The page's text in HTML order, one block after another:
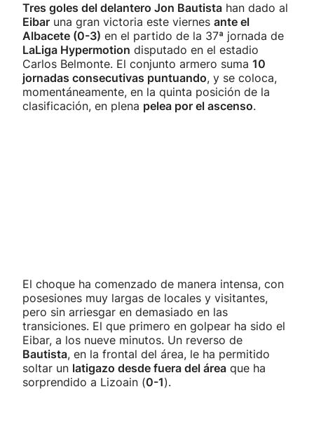
Tres goles del delantero Jon Bautista han dado al
Eibar una gran victoria este viernes ante el
Albacete (0-3) en el partido de la 37ª jornada de
LaLiga Hypermotion disputado en el estadio
Carlos Belmonte. El conjunto armero suma 10
jornadas consecutivas puntuando, y se coloca,
momentáneamente, en la quinta posición de la
clasificación, en plena pelea por el ascenso.
El choque ha comenzado de manera intensa, con
posesiones muy largas de locales y visitantes,
pero sin arriesgar en demasiado en las
transiciones. El que primero en golpear ha sido el
Eibar, a los nueve minutos. Un reverso de
Bautista, en la frontal del área, le ha permitido
soltar un latigazo desde fuera del área que ha
sorprendido a Lizoain (0-1).